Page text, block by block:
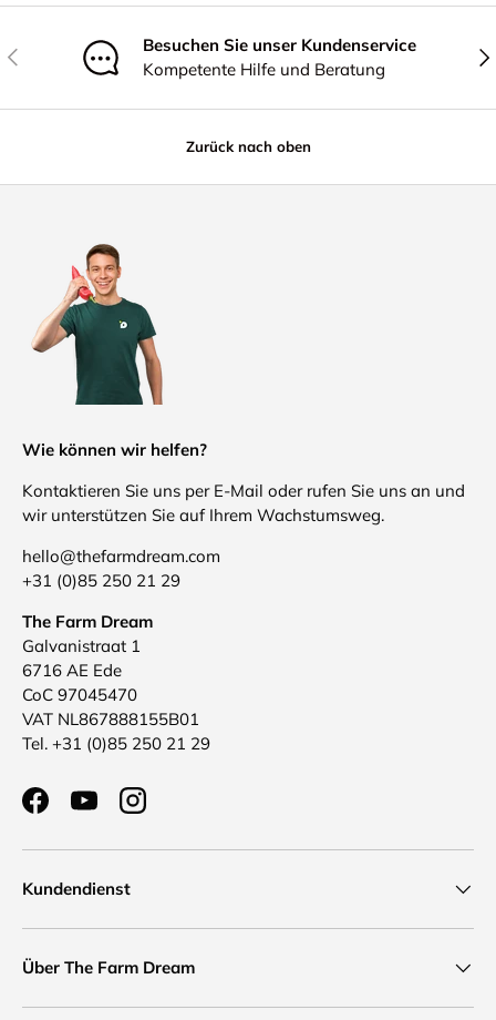
Vorherige
Besuchen Sie unser Kundenservice
Kompetente Hilfe und Beratung
Zurück nach oben
Wie können wir helfen?
Kontaktieren Sie uns per E-Mail oder rufen Sie uns an und
wir unterstützen Sie auf Ihrem Wachstumsweg.
hello@thefarmdream.com
+31 (0)85 250 21 29
The Farm Dream
Galvanistraat 1
6716 AE Ede
CoC 97045470
VAT NL867888155B01
Tel. +31 (0)85 250 21 29
FacebookYouTubeInstagram
Kundendienst
Über The Farm Dream